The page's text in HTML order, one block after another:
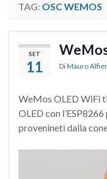
TAG: OSC WEMOS
SET
11 DiMauro
WeMos OLED WiFi
OLED con
provenineti dalla